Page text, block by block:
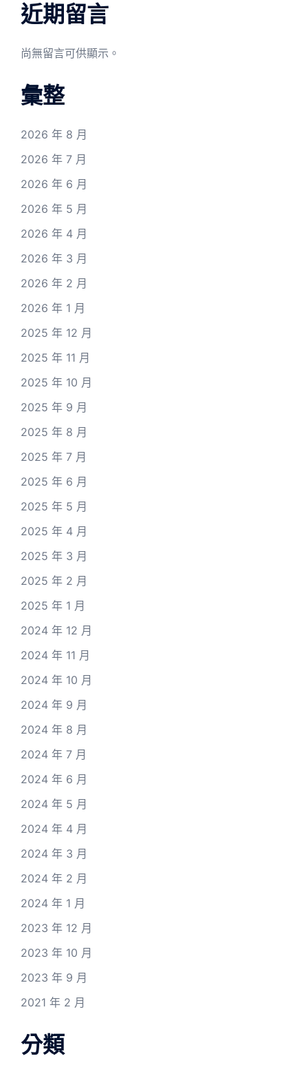
近期留言
尚無留言可供顯示。
彙整
2026 年 8 月
2026 年 7 月
2026 年 6 月
2026 年 5 月
2026 年 4 月
2026 年 3 月
2026 年 2 月
2026 年 1 月
2025 年 12 月
2025 年 11 月
2025 年 10 月
2025 年 9 月
2025 年 8 月
2025 年 7 月
2025 年 6 月
2025 年 5 月
2025 年 4 月
2025 年 3 月
2025 年 2 月
2025 年 1 月
2024 年 12 月
2024 年 11 月
2024 年 10 月
2024 年 9 月
2024 年 8 月
2024 年 7 月
2024 年 6 月
2024 年 5 月
2024 年 4 月
2024 年 3 月
2024 年 2 月
2024 年 1 月
2023 年 12 月
2023 年 10 月
2023 年 9 月
2021 年 2 月
分類